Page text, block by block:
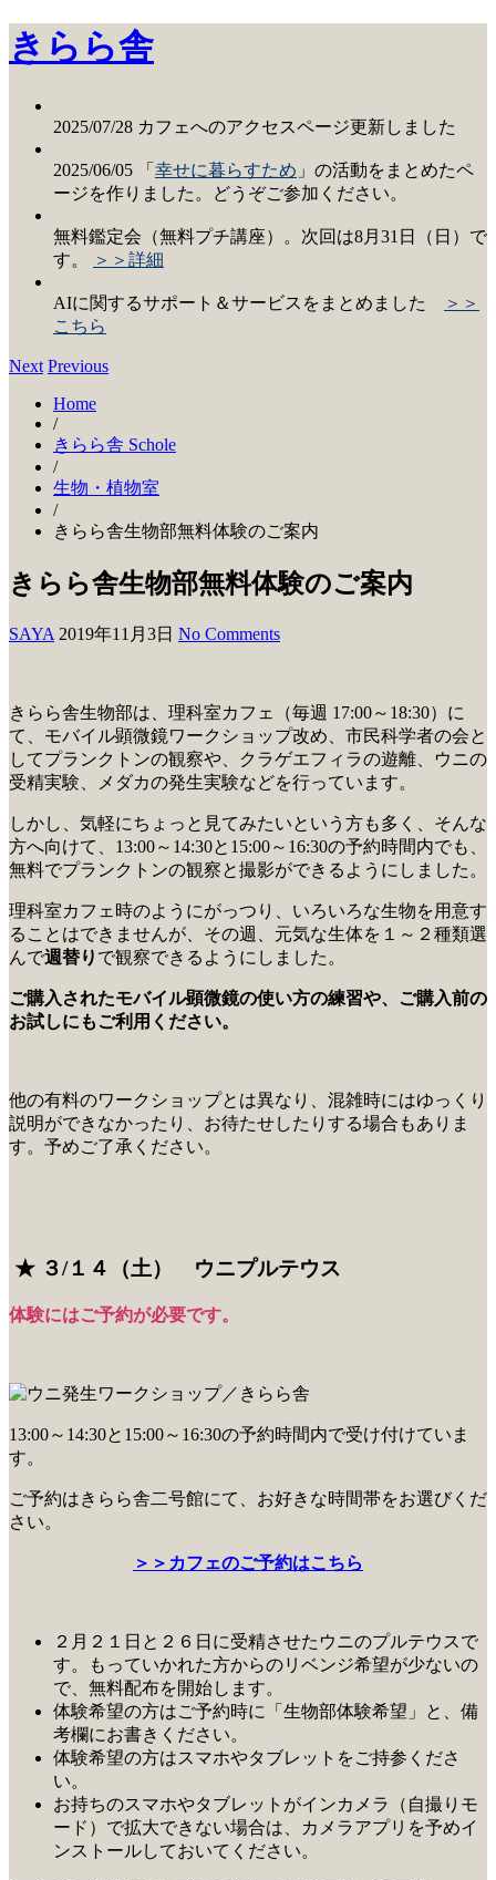
きらら舎
2025/07/28 カフェへのアクセスページ更新しました
2025/06/05 「 幸せに暮らすため 」の活動をまとめたペ
ージを作りました。どうぞご参加ください。
無料鑑定会（無料プチ講座）。次回は8月31日（日）で
す。
＞＞詳細
AIに関するサポート＆サービスをまとめました
＞＞
こちら
Next Previous
Home
/
きらら舎 Schole
/
生物・植物室
/
きらら舎生物部無料体験のご案内
きらら舎生物部無料体験のご案内
SAYA 2019年11月3日 No Comments
きらら舎生物部は、理科室カフェ（毎週 17:00～18:30）に
て、モバイル顕微鏡ワークショップ改め、市民科学者の会と
してプランクトンの観察や、クラゲエフィラの遊離、ウニの
受精実験、メダカの発生実験などを行っています。
しかし、気軽にちょっと見てみたいという方も多く、そんな
方へ向けて、13:00～14:30と15:00～16:30の予約時間内でも、
無料でプランクトンの観察と撮影ができるようにしました。
理科室カフェ時のようにがっつり、いろいろな生物を用意す
ることはできませんが、その週、元気な生体を１～２種類選
んで週替り で観察できるようにしました。
ご購入されたモバイル顕微鏡の使い方の練習や、ご購入前の
お試しにもご利用ください。
他の有料のワークショップとは異なり、混雑時にはゆっくり
説明ができなかったり、お待たせしたりする場合もありま
す。予めご了承ください。
★ ３/１４（土） ウニプルテウス
体験にはご予約が必要です。
13:00～14:30と15:00～16:30の予約時間内で受け付けていま
す。
ご予約はきらら舎二号館にて、お好きな時間帯をお選びくだ
さい。
＞＞カフェのご予約はこちら
２月２１日と２６日に受精させたウニのプルテウスで
す。もっていかれた方からのリベンジ希望が少ないの
で、無料配布を開始します。
体験希望の方はご予約時に「生物部体験希望」と、備
考欄にお書きください。
体験希望の方はスマホやタブレットをご持参くださ
い。
お持ちのスマホやタブレットがインカメラ（自撮りモ
ード）で拡大できない場合は、カメラアプリを予めイ
ンストールしておいてください。